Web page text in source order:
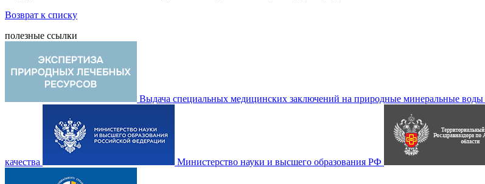
Возврат к списку
полезные ссылки
Выдача специальных медицинских заключений на природные минеральные воды
качества Министерство науки и высшего образования РФ